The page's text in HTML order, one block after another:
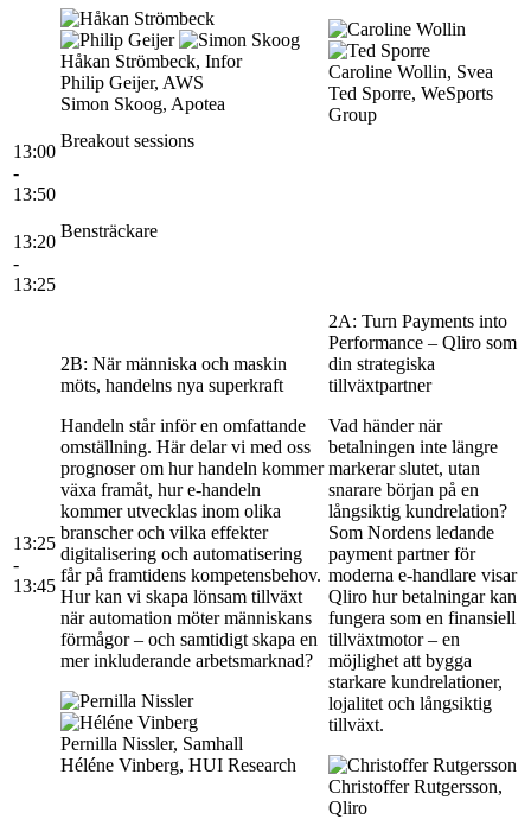
Håkan Strömbeck, Infor
Philip Geijer, AWS
Simon Skoog, Apotea
Caroline Wollin, Svea
Ted Sporre, WeSports
Group
13:00
-
13:50
Breakout sessions
13:20
-
13:25
Bensträckare
13:25
-
13:45
2B: När människa och maskin
möts, handelns nya superkraft
Handeln står inför en omfattande
omställning. Här delar vi med oss
prognoser om hur handeln kommer
växa framåt, hur e-handeln
kommer utvecklas inom olika
branscher och vilka effekter
digitalisering och automatisering
får på framtidens kompetensbehov.
Hur kan vi skapa lönsam tillväxt
när automation möter människans
förmågor – och samtidigt skapa en
mer inkluderande arbetsmarknad?
Pernilla Nissler, Samhall
Héléne Vinberg, HUI Research
2A: Turn Payments into
Performance – Qliro som
din strategiska
tillväxtpartner
Vad händer när
betalningen inte längre
markerar slutet, utan
snarare början på en
långsiktig kundrelation?
Som Nordens ledande
payment partner för
moderna e-handlare visar
Qliro hur betalningar kan
fungera som en finansiell
tillväxtmotor – en
möjlighet att bygga
starkare kundrelationer,
lojalitet och långsiktig
tillväxt.
Christoffer Rutgersson,
Qliro